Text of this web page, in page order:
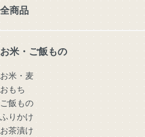
全商品
お米・ご飯もの
お米・麦
おもち
ご飯もの
ふりかけ
お茶漬け